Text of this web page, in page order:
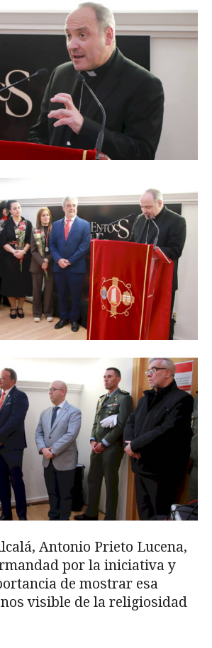
Antonio Prieto Lucena,
por la iniciativa y
de mostrar esa
visible de la religiosidad